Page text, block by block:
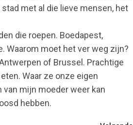
met al die lieve mensen, het
die roepen. Boedapest,
Waarom moet het ver weg zijn?
of Brussel. Prachtige
Waar ze onze eigen
mijn moeder weer kan
hebben.